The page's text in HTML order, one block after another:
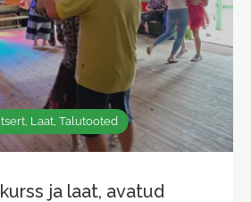
Laat, Talutooted
ja laat, avatud